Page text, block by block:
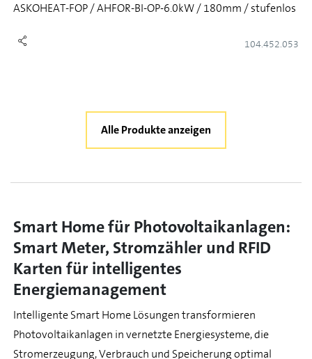
ASKOHEAT-FOP / AHFOR-BI-OP-6.0kW / 180mm / stufenlos
104.452.053
Alle Produkte anzeigen
Smart Home für Photovoltaikanlagen:
Smart Meter, Stromzähler und RFID
Karten für intelligentes
Energiemanagement
Intelligente Smart Home Lösungen transformieren
Photovoltaikanlagen in vernetzte Energiesysteme, die
Stromerzeugung, Verbrauch und Speicherung optimal